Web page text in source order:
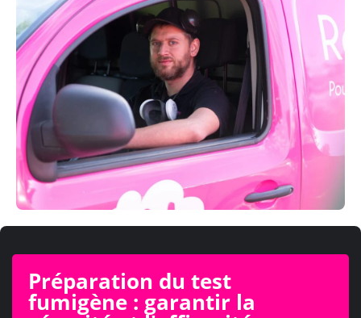
Préparation du test
fumigène : garantir la